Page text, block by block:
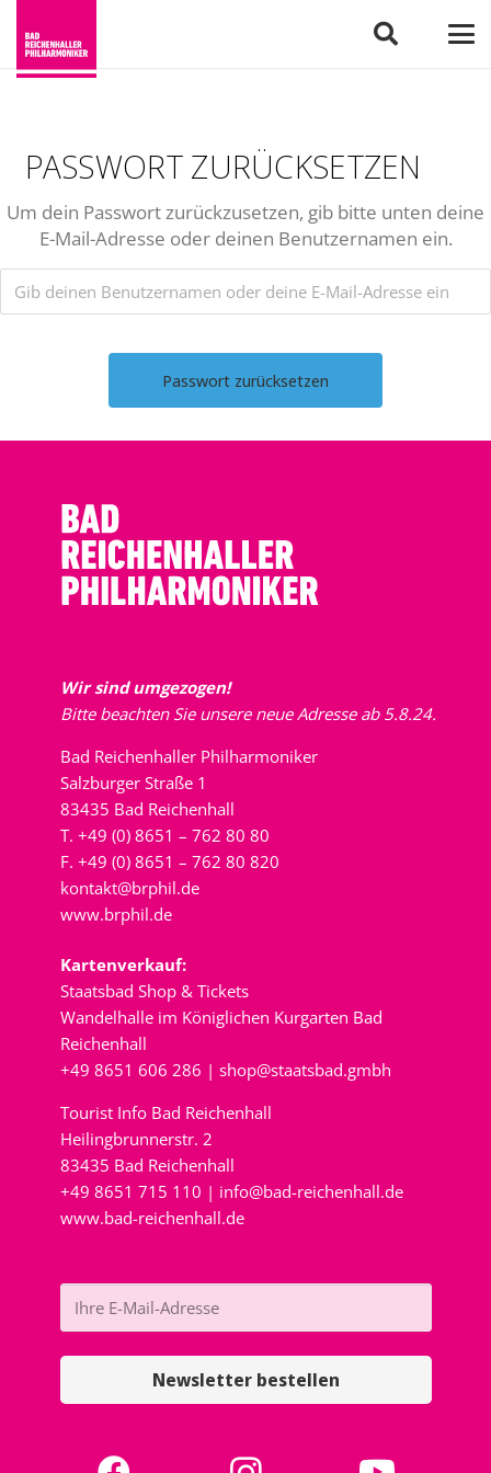
PASSWORT ZURÜCKSETZEN
Um dein Passwort zurückzusetzen, gib bitte unten deine
E-Mail-Adresse oder deinen Benutzernamen ein.
Wir sind umgezogen!
Bitte beachten Sie unsere neue Adresse ab 5.8.24.
Bad Reichenhaller Philharmoniker
Salzburger Straße 1
83435 Bad Reichenhall
T. +49 (0) 8651 – 762 80 80
F. +49 (0) 8651 – 762 80 820
kontakt@brphil.de
www.brphil.de
Kartenverkauf:
Staatsbad Shop & Tickets
Wandelhalle im Königlichen Kurgarten Bad
Reichenhall
+49 8651 606 286 | shop@staatsbad.gmbh
Tourist Info Bad Reichenhall
Heilingbrunnerstr. 2
83435 Bad Reichenhall
+49 8651 715 110 | info@bad-reichenhall.de
www.bad-reichenhall.de
Newsletter bestellen